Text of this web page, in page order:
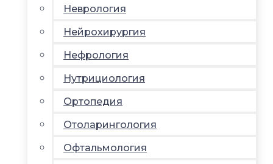
Неврология
Нейрохирургия
Нефрология
Нутрициология
Ортопедия
Отоларингология
Офтальмология